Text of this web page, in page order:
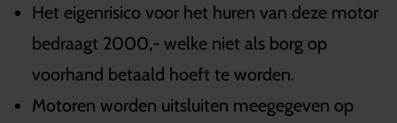
Het eigenrisico voor het huren van deze motor
bedraagt 2000,- welke niet als borg op
voorhand betaald hoeft te worden.
Motoren worden uitsluiten meegegeven op